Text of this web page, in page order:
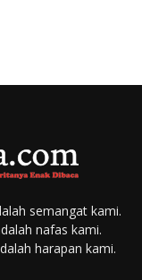
semangat kami.
nafas kami.
harapan kami.